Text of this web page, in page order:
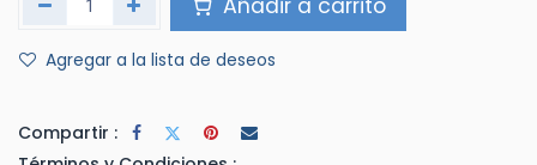
Añadir a carrito
Agregar a la lista de deseos
Compartir :